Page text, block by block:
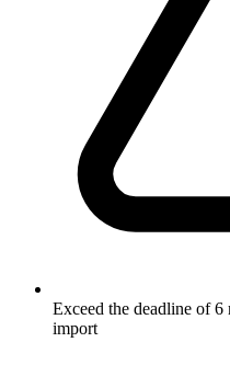
Exceed the deadline of
import